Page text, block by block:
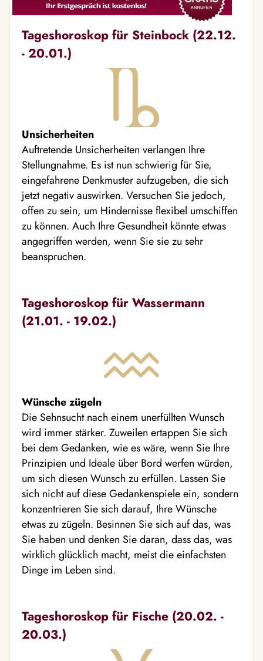
Tageshoroskop für Steinbock (22.12.
- 20.01.)
Unsicherheiten
Auftretende Unsicherheiten verlangen Ihre
Stellungnahme. Es ist nun schwierig für Sie,
eingefahrene Denkmuster aufzugeben, die sich
jetzt negativ auswirken. Versuchen Sie jedoch,
offen zu sein, um Hindernisse flexibel umschiffen
zu können. Auch Ihre Gesundheit könnte etwas
angegriffen werden, wenn Sie sie zu sehr
beanspruchen.
Tageshoroskop für Wassermann
(21.01. - 19.02.)
Wünsche zügeln
Die Sehnsucht nach einem unerfüllten Wunsch
wird immer stärker. Zuweilen ertappen Sie sich
bei dem Gedanken, wie es wäre, wenn Sie Ihre
Prinzipien und Ideale über Bord werfen würden,
um sich diesen Wunsch zu erfüllen. Lassen Sie
sich nicht auf diese Gedankenspiele ein, sondern
konzentrieren Sie sich darauf, Ihre Wünsche
etwas zu zügeln. Besinnen Sie sich auf das, was
Sie haben und denken Sie daran, dass das, was
wirklich glücklich macht, meist die einfachsten
Dinge im Leben sind.
Tageshoroskop für Fische (20.02. -
20.03.)